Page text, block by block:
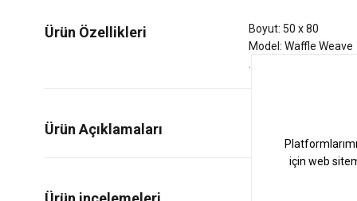
Ürün Özellikleri
Boyut: 50 x 80
Model: Waffle Weave
Ürün Açıklamaları